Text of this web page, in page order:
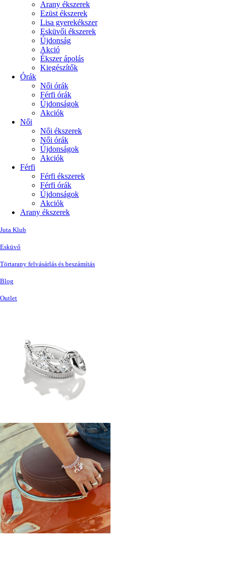
Arany ékszerek
Ezüst ékszerek
Lisa gyerekékszer
Esküvői ékszerek
Újdonság
Akció
Ékszer ápolás
Kiegészítők
Órák
Női órák
Férfi órák
Újdonságok
Akciók
Női
Női ékszerek
Női órák
Újdonságok
Akciók
Férfi
Férfi ékszerek
Férfi órák
Újdonságok
Akciók
Arany ékszerek
Juta Klub
Esküvő
Törtarany felvásárlás és beszámítás
Blog
Outlet